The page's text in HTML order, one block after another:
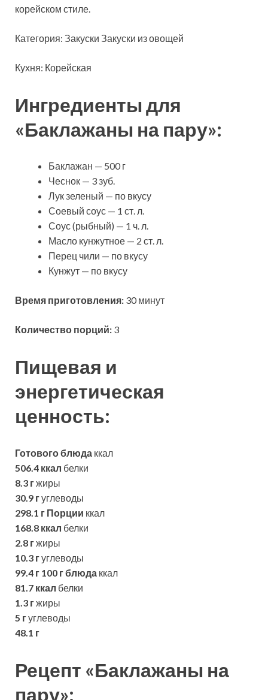
корейском стиле.
Категория: Закуски Закуски из овощей
Кухня: Корейская
Ингредиенты для
«Баклажаны на пару»:
Баклажан — 500 г
Чеснок — 3 зуб.
Лук зеленый — по вкусу
Соевый соус — 1 ст. л.
Соус (рыбный) — 1 ч. л.
Масло кунжутное — 2 ст. л.
Перец чили — по вкусу
Кунжут — по вкусу
Время приготовления: 30 минут
Количество порций: 3
Пищевая и
энергетическая
ценность:
Готового блюда ккал
506.4 ккал белки
8.3 гжиры
30.9 гуглеводы
298.1 г Порции ккал
168.8 ккал белки
2.8 гжиры
10.3 гуглеводы
99.4 г 100 г блюда ккал
81.7 ккал белки
1.3 гжиры
5 гуглеводы
48.1 г
Рецепт «Баклажаны на
пару»: